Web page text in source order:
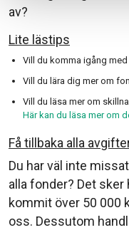
av?
Lite lästips
Vill du komma igång
Vill du lära dig mer om
Vill du läsa mer om
Här kan du läsa mer om
Få tillbaka alla
Du har väl inte
alla fonder? Det
kommit över 50 000
oss. Dessutom